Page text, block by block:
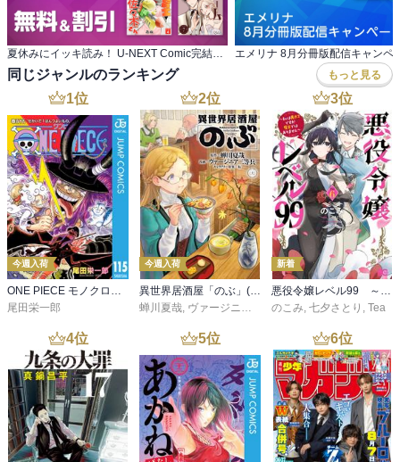
夏休みにイッキ読み！ U-NEXT Comic完結作品特集 エメリナ 8月分冊版配信キャンペ
同じジャンルのランキング もっと見る
1位
今週入荷
ONE PIECE モノクロ版 115
尾田栄一郎
2位
今週入荷
異世界居酒屋「のぶ」(22)
蝉川夏哉, ヴァージニア二等兵 ,転
3位
新着
悪役令嬢レベル99 ～私は裏ボスですが魔王ではありません～ その６
のこみ, 七夕さとり , Tea
4位 5位 6位